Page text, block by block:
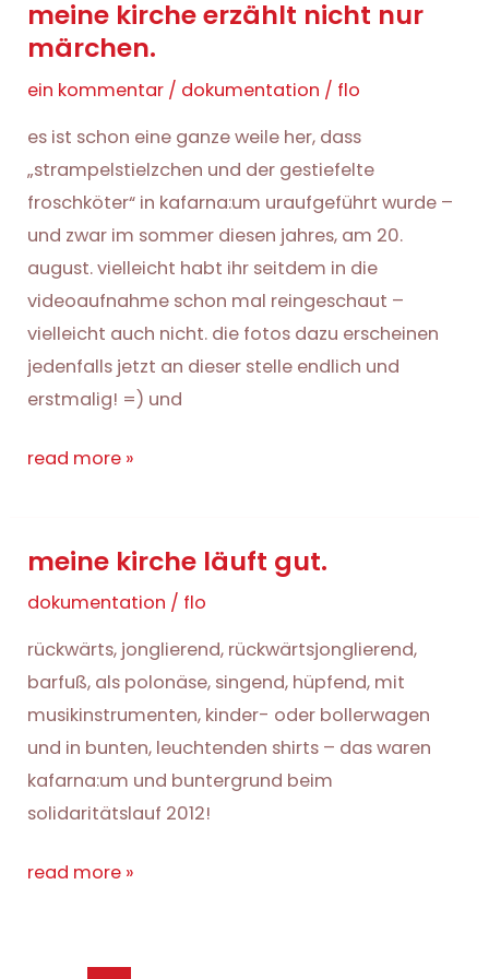
meine kirche erzählt nicht nur
märchen.
ein kommentar / dokumentation / flo
es ist schon eine ganze weile her, dass
„strampelstielzchen und der gestiefelte
froschköter“ in kafarna:um uraufgeführt wurde –
und zwar im sommer diesen jahres, am 20.
august. vielleicht habt ihr seitdem in die
videoaufnahme schon mal reingeschaut –
vielleicht auch nicht. die fotos dazu erscheinen
jedenfalls jetzt an dieser stelle endlich und
erstmalig! =) und
meine
nicht
read more »
meine kirche läuft gut.
dokumentation / flo
rückwärts, jonglierend, rückwärtsjonglierend,
barfuß, als polonäse, singend, hüpfend, mit
musikinstrumenten, kinder- oder bollerwagen
und in bunten, leuchtenden shirts – das waren
kafarna:um und buntergrund beim
solidaritätslauf 2012!
meine
read more »